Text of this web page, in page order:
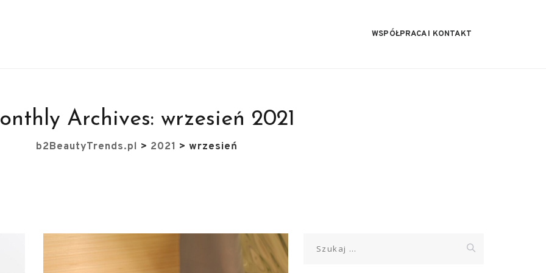
WSPÓŁPRACA I KONTAKT
Archives: wrzesień 2021
b2BeautyTrends.pl > 2021 > wrzesień